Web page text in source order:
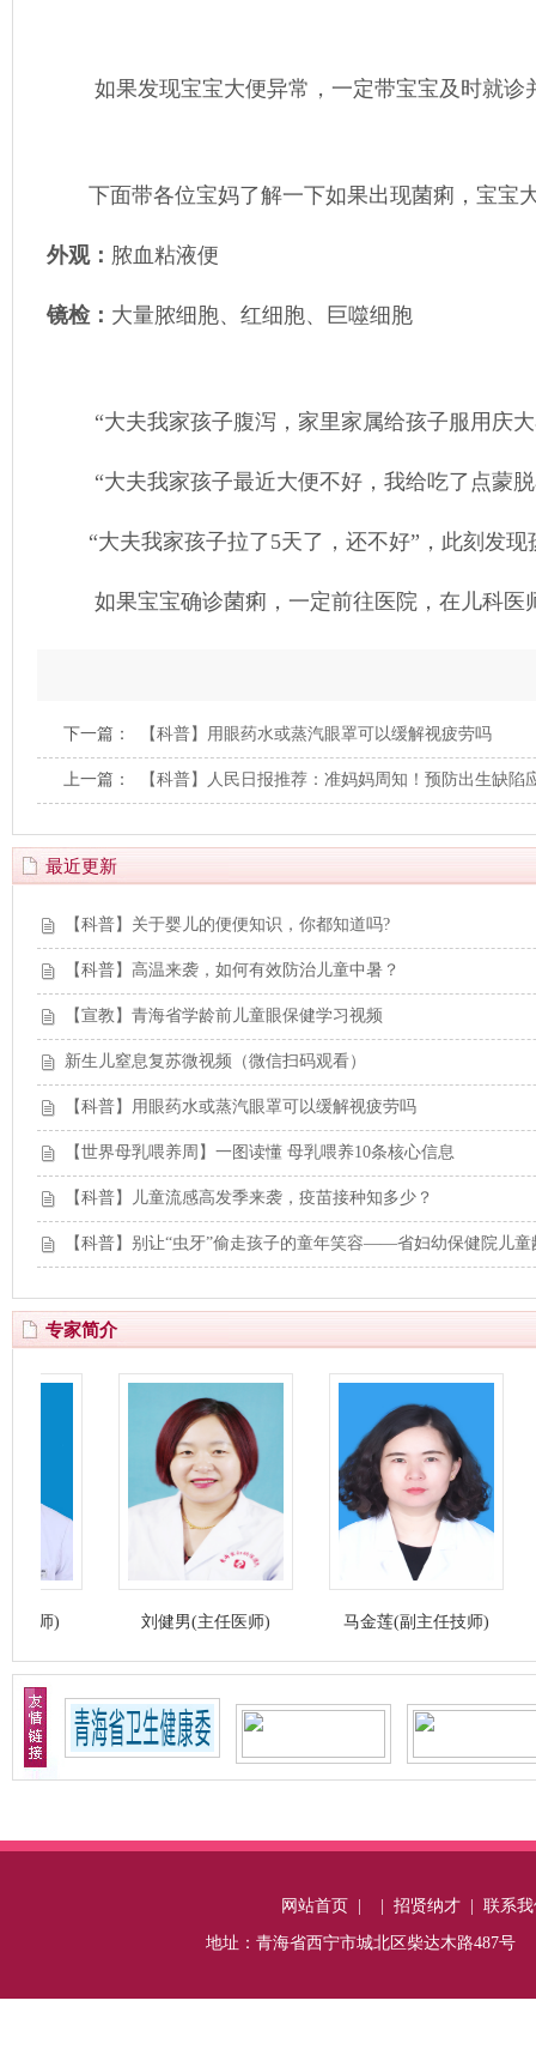
如果发现宝宝大便异常，一定带宝宝及时就诊
下面带各位宝妈了解一下如果出现菌痢，宝宝
外观： 脓血粘液便
镜检： 大量脓细胞、红细胞、巨噬细胞
“大夫我家孩子腹泻，家里家属给孩子服用庆大
“大夫我家孩子最近大便不好，我给吃了点蒙脱
“大夫我家孩子拉了5天了，还不好”，此刻发现
如果宝宝确诊菌痢，一定前往医院，在儿科医
下一篇： 【科普】用眼药水或蒸汽眼罩可以缓解视疲劳吗
上一篇： 【科普】人民日报推荐：准妈妈周知！预防出生缺
最近更新
【科普】关于婴儿的便便知识，你都知道吗?
【科普】高温来袭，如何有效防治儿童中暑？
【宣教】青海省学龄前儿童眼保健学习视频
新生儿窒息复苏微视频（微信扫码观看）
【科普】用眼药水或蒸汽眼罩可以缓解视疲劳吗
【世界母乳喂养周】一图读懂 母乳喂养10条核心信息
【科普】儿童流感高发季来袭，疫苗接种知多少？
【科普】别让“虫牙”偷走孩子的童年笑容——省妇幼保健院儿童
专家简介
刘健男(主任医师) 马金莲(副主任技师)
网站首页 招贤纳才 联系
地址：青海省西宁市城北区柴达木路487